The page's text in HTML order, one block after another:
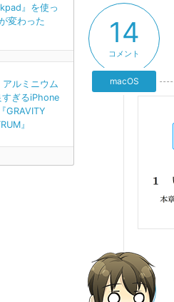
』を使っ
変わった
アルミニウム
ぎるiPhone
GRAVITY
』
14
コメント
macOS